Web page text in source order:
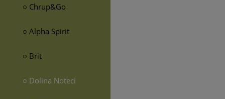
○ Chrup&Go
○ Alpha Spirit
○ Brit
○ Dolina Noteci